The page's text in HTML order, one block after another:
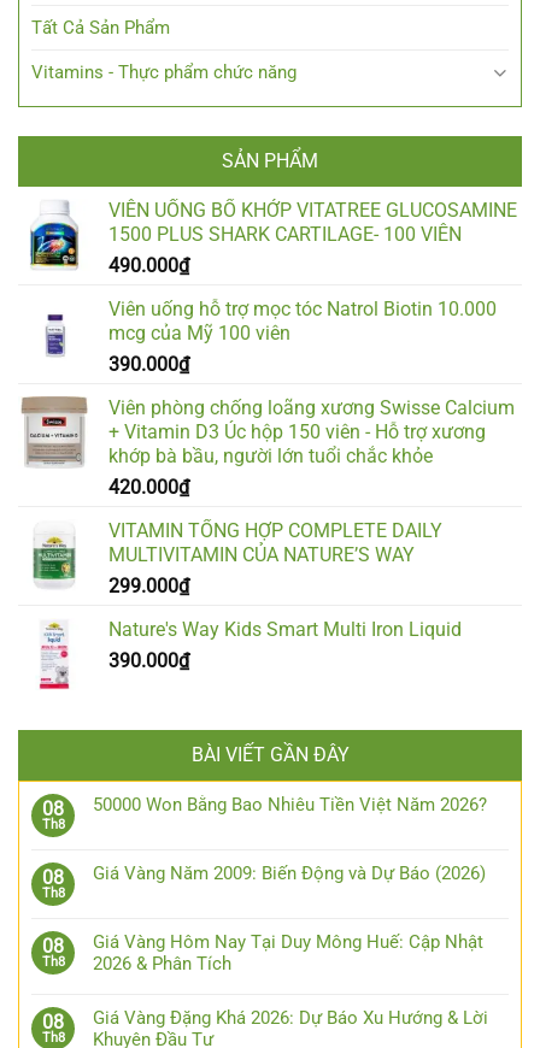
Tất Cả Sản Phẩm
Vitamins - Thực phẩm chức năng
SẢN PHẨM
VIÊN UỐNG BỔ KHỚP VITATREE GLUCOSAMINE
1500 PLUS SHARK CARTILAGE- 100 VIÊN
490.000₫
Viên uống hỗ trợ mọc tóc Natrol Biotin 10.000
mcg của Mỹ 100 viên
390.000₫
Viên phòng chống loãng xương Swisse Calcium
+ Vitamin D3 Úc hộp 150 viên - Hỗ trợ xương
khớp bà bầu, người lớn tuổi chắc khỏe
420.000₫
VITAMIN TỔNG HỢP COMPLETE DAILY
MULTIVITAMIN CỦA NATURE’S WAY
299.000₫
Nature's Way Kids Smart Multi Iron Liquid
390.000₫
BÀI VIẾT GẦN ĐÂY
08
Th8
50000 Won Bằng Bao Nhiêu Tiền Việt Năm 2026?
08
Th8
Giá Vàng Năm 2009: Biến Động và Dự Báo (2026)
08
Th8
Giá Vàng Hôm Nay Tại Duy Mông Huế: Cập Nhật
2026 & Phân Tích
08
Th8
Giá Vàng Đặng Khá 2026: Dự Báo Xu Hướng & Lời
Khuyên Đầu Tư